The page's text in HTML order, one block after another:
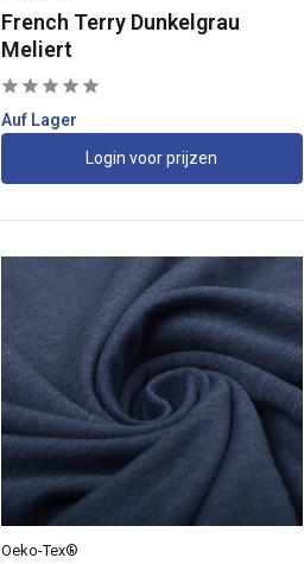
French Terry Dunkelgrau
Meliert
Auf Lager
Login voor prijzen
Oeko-Tex®